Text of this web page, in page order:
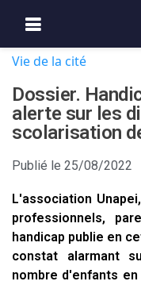
Vie de la cité
Dossier.
alerte sur les
scolarisation
Publié le 25/08/2022
L'association
professionnels,
handicap publie en
constat alarmant
nombre d'enfants